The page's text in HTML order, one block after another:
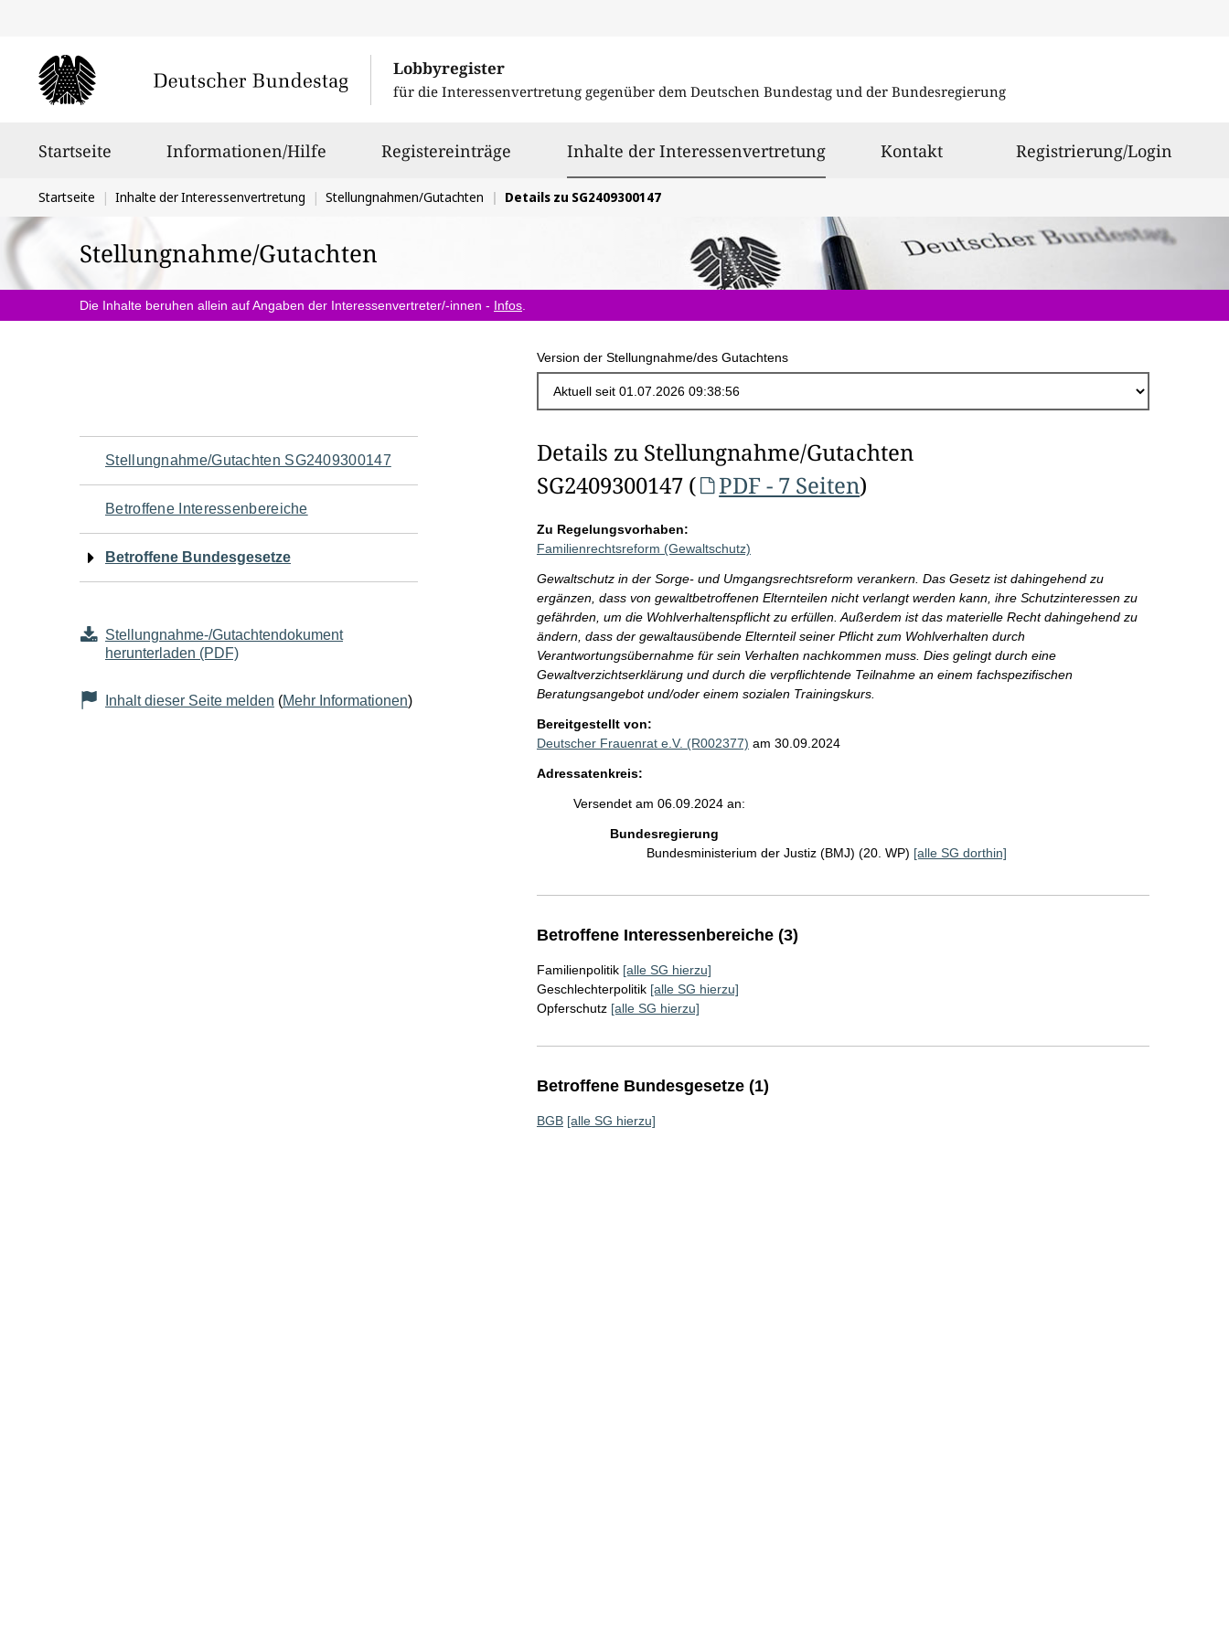
Lobbyregister
für die Interessenvertretung gegenüber dem Deutschen Bundestag und der Bundesregierung
Startseite Informationen/Hilfe Registereinträge Inhalte der Interessenvertretungausgewählt
Kontakt Registrierung/Login
Sie
befinden
sich
hier:
Startseite Inhalte der Interessenvertretung Stellungnahmen/Gutachten Details zu SG2409300147
Stellungnahme/Gutachten
Die Inhalte beruhen allein auf Angaben der Interessenvertreter/-innen - Infos
Version der Stellungnahme/des Gutachtens
Navigation
für
den
Seiteninhalt
Stellungnahme/Gutachten SG2409300147
Betroffene Interessenbereiche
Betroffene Bundesgesetze
Stellungnahme-/Gutachtendokument
herunterladen (PDF)
Inhalt dieser Seite melden (Mehr Informationen)
Details zu Stellungnahme/Gutachten
SG2409300147 (
PDF - 7 Seiten)
Zu Regelungsvorhaben:
Familienrechtsreform (Gewaltschutz)
Gewaltschutz in der Sorge- und Umgangsrechtsreform verankern. Das Gesetz ist dahingehend zu
ergänzen, dass von gewaltbetroffenen Elternteilen nicht verlangt werden kann, ihre Schutzinteressen zu
gefährden, um die Wohlverhaltenspflicht zu erfüllen. Außerdem ist das materielle Recht dahingehend zu
ändern, dass der gewaltausübende Elternteil seiner Pflicht zum Wohlverhalten durch
Verantwortungsübernahme für sein Verhalten nachkommen muss. Dies gelingt durch eine
Gewaltverzichtserklärung und durch die verpflichtende Teilnahme an einem fachspezifischen
Beratungsangebot und/oder einem sozialen Trainingskurs.
Bereitgestellt von:
Deutscher Frauenrat e.V. (R002377) am 30.09.2024
Adressatenkreis:
Versendet am 06.09.2024 an:
Bundesregierung
Bundesministerium der Justiz (BMJ) (20. WP) [alle SG dorthin]
Betroffene Interessenbereiche (3)
Familienpolitik [alle SG hierzu]
Geschlechterpolitik [alle SG hierzu]
Opferschutz [alle SG hierzu]
Betroffene Bundesgesetze (1)
BGB [alle SG hierzu]